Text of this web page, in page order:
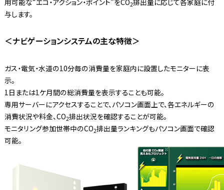
用可能な“エコ・アクション・ポイント”をCO2排出量に応じて各家庭に付
与します。
＜ナビゲーションシステムの主な特徴＞
ガス・電気・水道の10分毎の消費量を家庭内に設置したモニターに表
示。
1日または1ケ月間の総消費量を表示することも可能。
専用サーバーにアクセスすることで、パソコン画面上で、各エネルギーの
消費状況や料金、CO2排出状況を確認することが可能。
モニタリング参加世帯中のCO2排出量ランキングもパソコン画面で確認
可能。